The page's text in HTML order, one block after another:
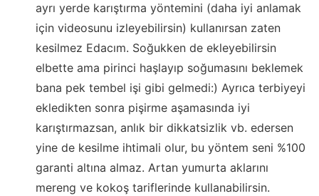
ayrı yerde karıştırma yöntemini (daha iyi anlamak
için videosunu izleyebilirsin) kullanırsan zaten
kesilmez Edacım. Soğukken de ekleyebilirsin
elbette ama pirinci haşlayıp soğumasını beklemek
bana pek tembel işi gibi gelmedi:) Ayrıca terbiyeyi
ekledikten sonra pişirme aşamasında iyi
karıştırmazsan, anlık bir dikkatsizlik vb. edersen
yine de kesilme ihtimali olur, bu yöntem seni %100
garanti altına almaz. Artan yumurta aklarını
mereng ve kokoş tariflerinde kullanabilirsin.